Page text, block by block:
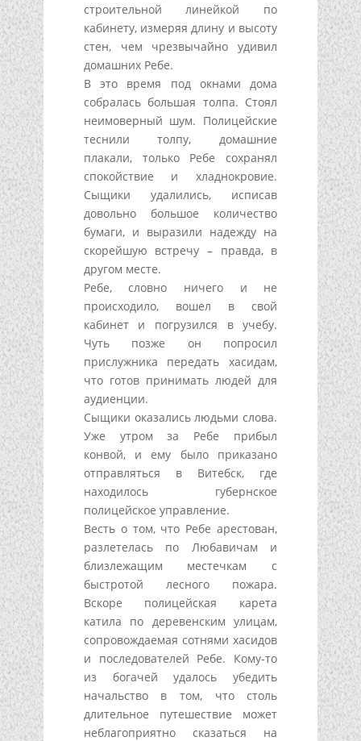
строительной линейкой по
кабинету, измеряя длину и высоту
стен, чем чрезвычайно удивил
домашних Ребе.
В это время под окнами дома
собралась большая толпа. Стоял
неимоверный шум. Полицейские
теснили толпу, домашние
плакали, только Ребе сохранял
спокойствие и хладнокровие.
Сыщики удалились, исписав
довольно большое количество
бумаги, и выразили надежду на
скорейшую встречу – правда, в
другом месте.
Ребе, словно ничего и не
происходило, вошел в свой
кабинет и погрузился в учебу.
Чуть позже он попросил
прислужника передать хасидам,
что готов принимать людей для
аудиенции.
Сыщики оказались людьми слова.
Уже утром за Ребе прибыл
конвой, и ему было приказано
отправляться в Витебск, где
находилось губернское
полицейское управление.
Весть о том, что Ребе арестован,
разлетелась по Любавичам и
близлежащим местечкам с
быстротой лесного пожара.
Вскоре полицейская карета
катила по деревенским улицам,
сопровождаемая сотнями хасидов
и последователей Ребе. Кому-то
из богачей удалось убедить
начальство в том, что столь
длительное путешествие может
неблагоприятно сказаться на